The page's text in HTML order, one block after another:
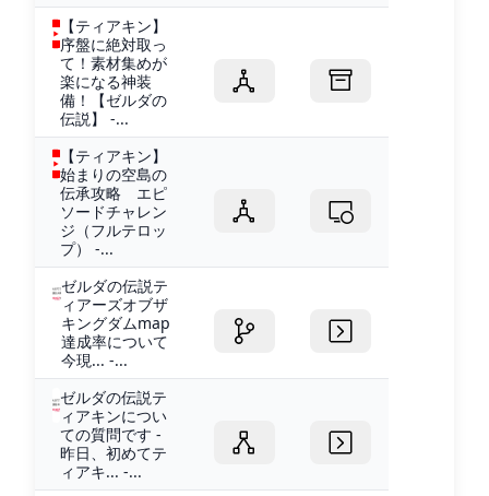
【ティアキン】
序盤に絶対取っ
て！素材集めが
楽になる神装
備！【ゼルダの
伝説】 -...
【ティアキン】
始まりの空島の
伝承攻略 エピ
ソードチャレン
ジ（フルテロッ
プ） -...
ゼルダの伝説テ
ィアーズオブザ
キングダムmap
達成率について
今現... -...
ゼルダの伝説テ
ィアキンについ
ての質問です -
昨日、初めてテ
ィアキ... -...